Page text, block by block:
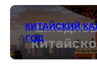
КИТАЙСКИЙ
ГОД